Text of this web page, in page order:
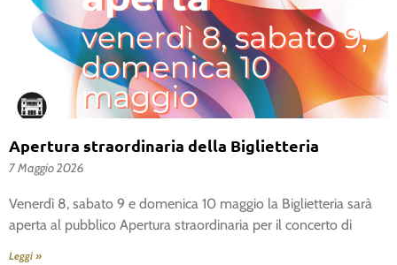
Apertura straordinaria della Biglietteria
7 Maggio 2026
Venerdì 8, sabato 9 e domenica 10 maggio la Biglietteria sarà
aperta al pubblico Apertura straordinaria per il concerto di
Leggi »